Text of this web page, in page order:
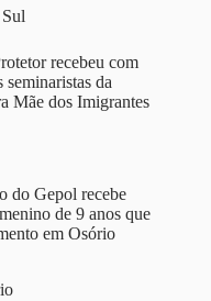
recebeu com
da
Mãe dos Imigrantes
do Gepol recebe
de 9 anos que
em Osório